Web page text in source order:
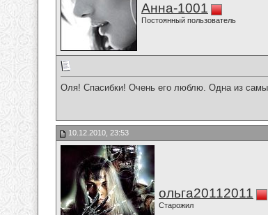
Анна-1001
Постоянный пользователь
Оля! Спасибки! Очень его люблю. Одна из
10.12.2010, 23:53
ольга20112011
Старожил